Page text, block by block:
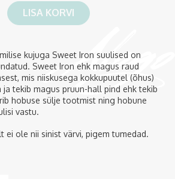
LISA KORVI
kujuga Sweet Iron suulised on
Sweet Iron ehk magus raud
mis niiskusega kokkupuutel (õhus)
ja tekib magus pruun-hall pind ehk tekib
hobuse sülje tootmist ning hobune
vastu.
ei ole nii sinist värvi, pigem tumedad.